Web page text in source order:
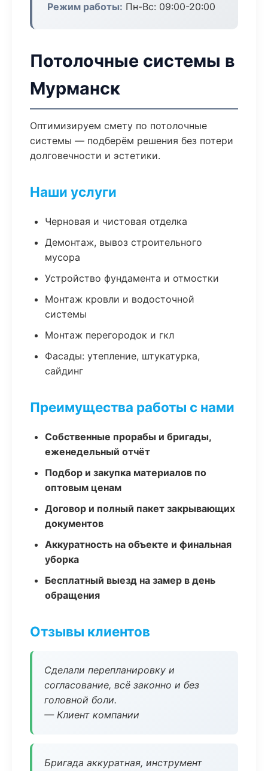
Режим работы: Пн-Вс: 09:00-20:00
Потолочные системы в
Мурманск
Оптимизируем смету по потолочные
системы — подберём решения без потери
долговечности и эстетики.
Наши услуги
Черновая и чистовая отделка
Демонтаж, вывоз строительного
мусора
Устройство фундамента и отмостки
Монтаж кровли и водосточной
системы
Монтаж перегородок и гкл
Фасады: утепление, штукатурка,
сайдинг
Преимущества работы с нами
Собственные прорабы и бригады,
еженедельный отчёт
Подбор и закупка материалов по
оптовым ценам
Договор и полный пакет закрывающих
документов
Аккуратность на объекте и финальная
уборка
Бесплатный выезд на замер в день
обращения
Отзывы клиентов
Сделали перепланировку и
согласование, всё законно и без
головной боли.
— Клиент компании
Бригада аккуратная, инструмент